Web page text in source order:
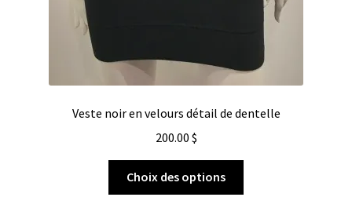
Veste noir en velours détail de dentelle
200.00 $
Choix des options